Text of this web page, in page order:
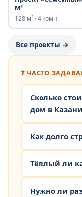
м²
128 м² · 4 комн.
Все проекты →
❓ ЧАСТО
Сколько
дом в
Как долго
Тёплый ли
Нужно ли